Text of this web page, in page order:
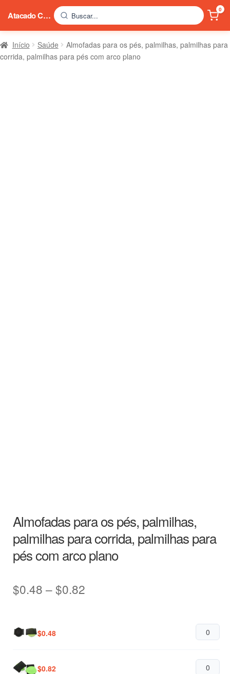
Início Saúde
Almofadas para os pés, palmilhas, palmilhas para
corrida, palmilhas para pés com arco plano
Almofadas para os pés, palmilhas,
palmilhas para corrida, palmilhas para
pés com arco plano
$0.48 –$0.82
$0.48
$0.82
Atacado China Buscar...
0